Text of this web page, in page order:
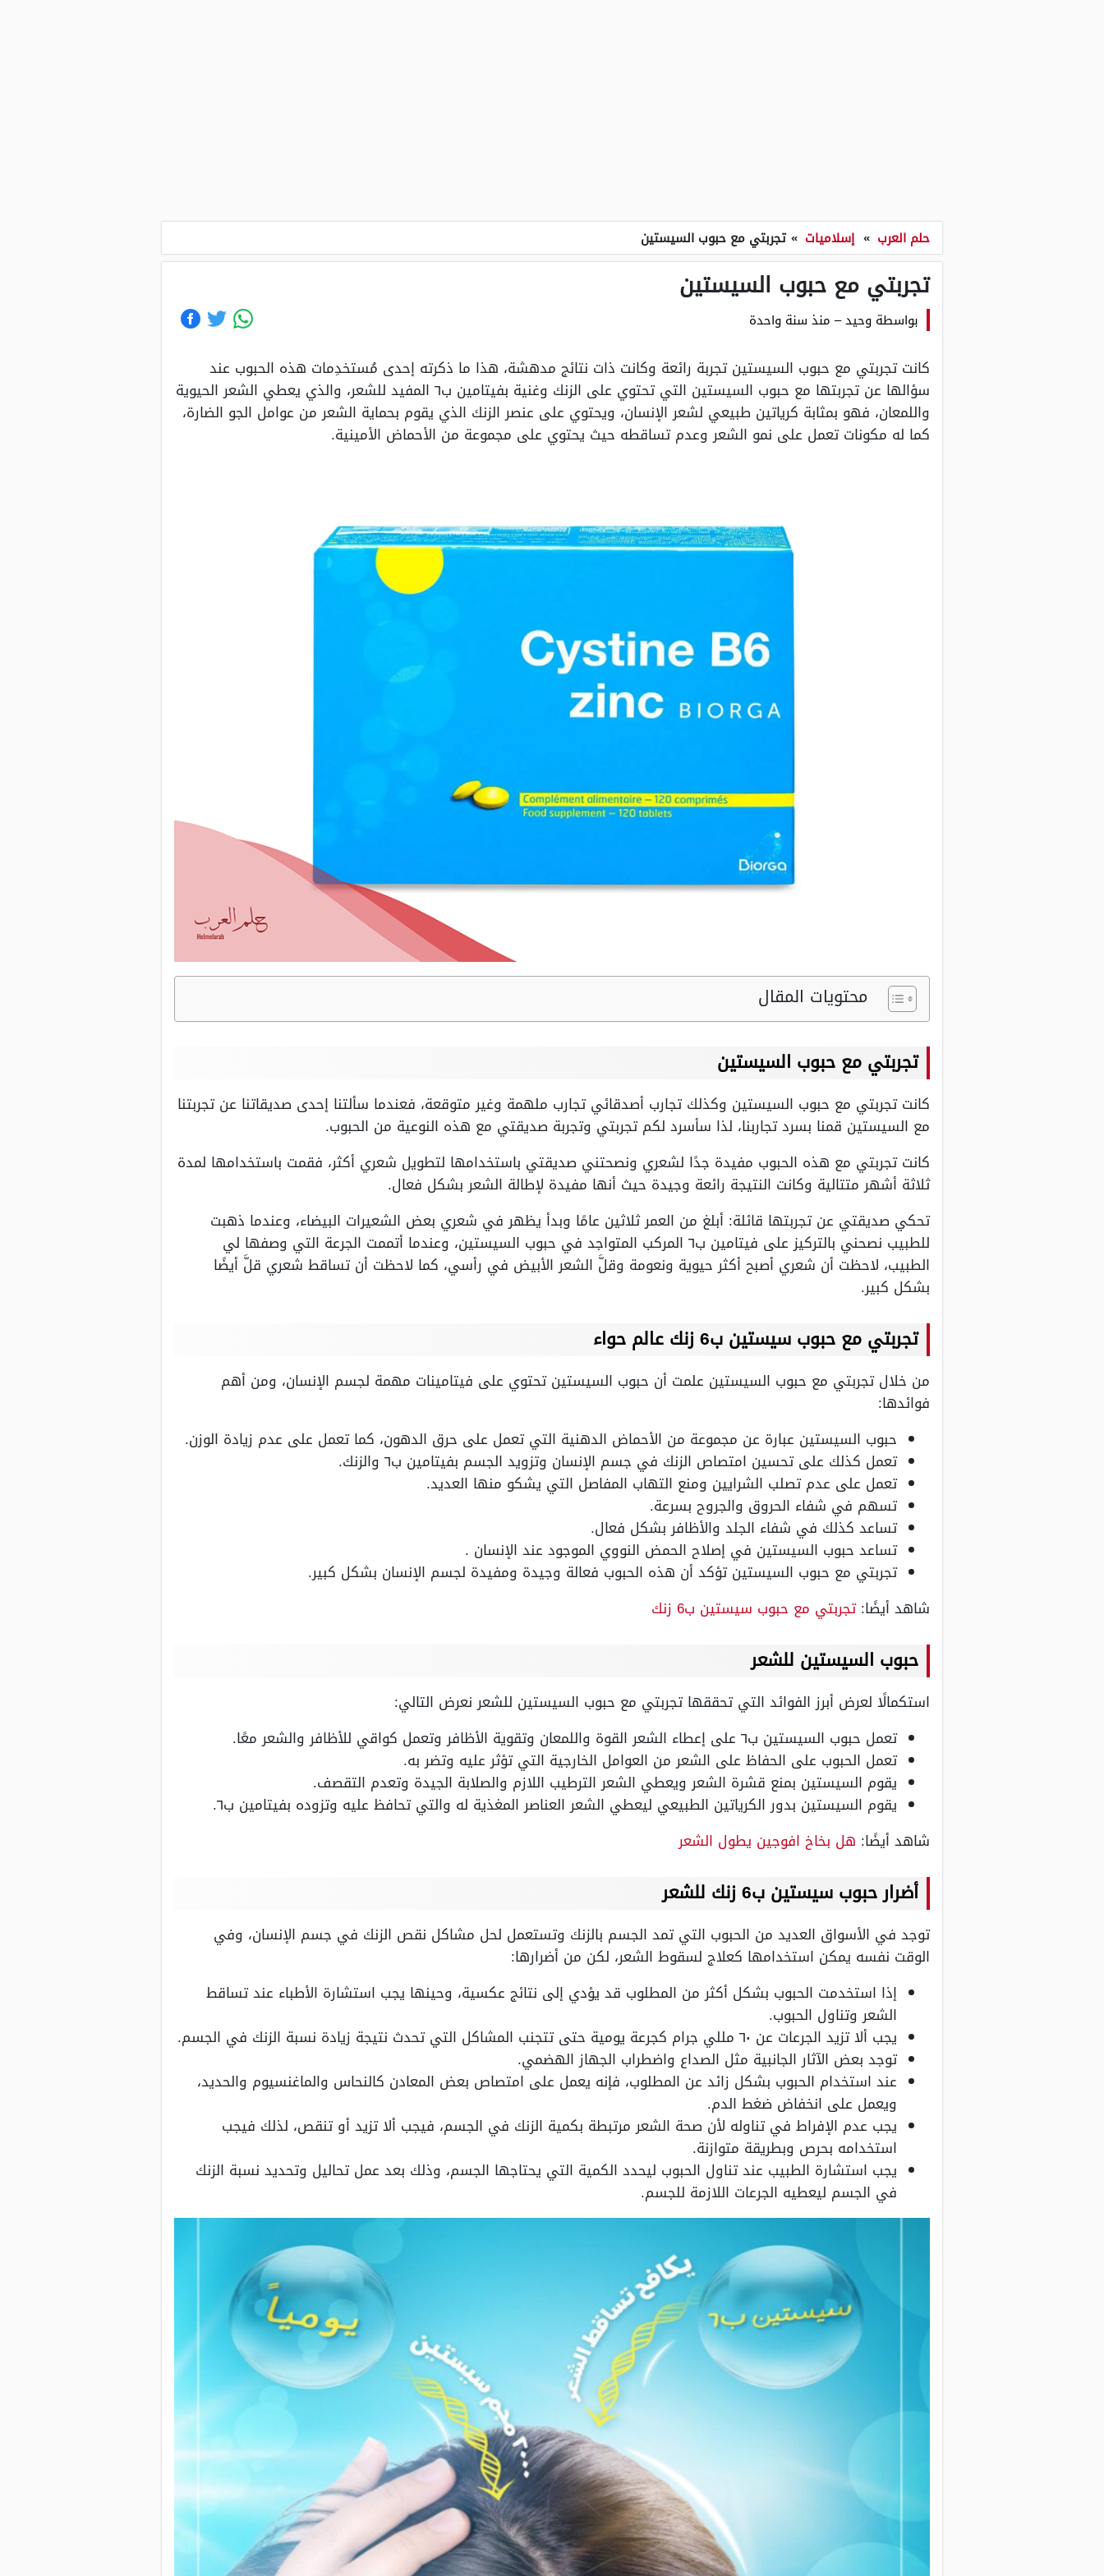
حلم العرب » إسلاميات » تجربتي مع حبوب السيستين
تجربتي مع حبوب السيستين
بواسطة وحيد– منذ سنة واحدة
كانت تجربتي مع حبوب السيستين تجربة رائعة وكانت ذات نتائج مدهشة، هذا ما ذكرته إحدى مُستخدِمات هذه الحبوب عند
سؤالها عن تجربتها مع حبوب السيستين التي تحتوي على الزنك وغنية بفيتامين ب٦ المفيد للشعر، والذي يعطي الشعر الحيوية
واللمعان، فهو بمثابة كرياتين طبيعي لشعر الإنسان، ويحتوي على عنصر الزنك الذي يقوم بحماية الشعر من عوامل الجو الضارة،
كما له مكونات تعمل على نمو الشعر وعدم تساقطه حيث يحتوي على مجموعة من الأحماض الأمينية.
محتويات المقال
تجربتي مع حبوب السيستين
كانت تجربتي مع حبوب السيستين وكذلك تجارب أصدقائي تجارب ملهمة وغير متوقعة، فعندما سألتنا إحدى صديقاتنا عن تجربتنا
مع السيستين قمنا بسرد تجاربنا، لذا سأسرد لكم تجربتي وتجربة صديقتي مع هذه النوعية من الحبوب.
كانت تجربتي مع هذه الحبوب مفيدة جدًا لشعري ونصحتني صديقتي باستخدامها لتطويل شعري أكثر، فقمت باستخدامها لمدة
ثلاثة أشهر متتالية وكانت النتيجة رائعة وجيدة حيث أنها مفيدة لإطالة الشعر بشكل فعال.
تحكي صديقتي عن تجربتها قائلة: أبلغ من العمر ثلاثين عامًا وبدأ يظهر في شعري بعض الشعيرات البيضاء، وعندما ذهبت
للطبيب نصحني بالتركيز على فيتامين ب٦ المركب المتواجد في حبوب السيستين، وعندما أتممت الجرعة التي وصفها لي
الطبيب، لاحظت أن شعري أصبح أكثر حيوية ونعومة وقلَّ الشعر الأبيض في رأسي، كما لاحظت أن تساقط شعري قلَّ أيضًا
بشكل كبير.
تجربتي مع حبوب سيستين ب6 زنك عالم حواء
من خلال تجربتي مع حبوب السيستين علمت أن حبوب السيستين تحتوي على فيتامينات مهمة لجسم الإنسان، ومن أهم
فوائدها:
حبوب السيستين عبارة عن مجموعة من الأحماض الدهنية التي تعمل على حرق الدهون، كما تعمل على عدم زيادة الوزن.
تعمل كذلك على تحسين امتصاص الزنك في جسم الإنسان وتزويد الجسم بفيتامين ب٦ والزنك.
تعمل على عدم تصلب الشرايين ومنع التهاب المفاصل التي يشكو منها العديد.
تسهم في شفاء الحروق والجروح بسرعة.
تساعد كذلك في شفاء الجلد والأظافر بشكل فعال.
تساعد حبوب السيستين في إصلاح الحمض النووي الموجود عند الإنسان .
تجربتي مع حبوب السيستين تؤكد أن هذه الحبوب فعالة وجيدة ومفيدة لجسم الإنسان بشكل كبير.
شاهد أيضًا:تجربتي مع حبوب سيستين ب6 زنك
حبوب السيستين للشعر
استكمالًا لعرض أبرز الفوائد التي تحققها تجربتي مع حبوب السيستين للشعر نعرض التالي:
تعمل حبوب السيستين ب٦ على إعطاء الشعر القوة واللمعان وتقوية الأظافر وتعمل كواقي للأظافر والشعر معًا.
تعمل الحبوب على الحفاظ على الشعر من العوامل الخارجية التي تؤثر عليه وتضر به.
يقوم السيستين بمنع قشرة الشعر ويعطي الشعر الترطيب اللازم والصلابة الجيدة وتعدم التقصف.
يقوم السيستين بدور الكرياتين الطبيعي ليعطي الشعر العناصر المغذية له والتي تحافظ عليه وتزوده بفيتامين ب٦.
شاهد أيضًا: هل بخاخ افوجين يطول الشعر
أضرار حبوب سيستين ب6 زنك للشعر
توجد في الأسواق العديد من الحبوب التي تمد الجسم بالزنك وتستعمل لحل مشاكل نقص الزنك في جسم الإنسان، وفي
الوقت نفسه يمكن استخدامها كعلاج لسقوط الشعر، لكن من أضرارها:
إذا استخدمت الحبوب بشكل أكثر من المطلوب قد يؤدي إلى نتائج عكسية، وحينها يجب استشارة الأطباء عند تساقط
الشعر وتناول الحبوب.
يجب ألا تزيد الجرعات عن ٦٠ مللي جرام كجرعة يومية حتى تتجنب المشاكل التي تحدث نتيجة زيادة نسبة الزنك في الجسم.
توجد بعض الآثار الجانبية مثل الصداع واضطراب الجهاز الهضمي.
عند استخدام الحبوب بشكل زائد عن المطلوب، فإنه يعمل على امتصاص بعض المعادن كالنحاس والماغنسيوم والحديد،
ويعمل على انخفاض ضغط الدم.
يجب عدم الإفراط في تناوله لأن صحة الشعر مرتبطة بكمية الزنك في الجسم، فيجب ألا تزيد أو تنقص، لذلك فيجب
استخدامه بحرص وبطريقة متوازنة.
يجب استشارة الطبيب عند تناول الحبوب ليحدد الكمية التي يحتاجها الجسم، وذلك بعد عمل تحاليل وتحديد نسبة الزنك
في الجسم ليعطيه الجرعات اللازمة للجسم.